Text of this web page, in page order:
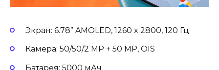
Экран: 6.78” AMOLED, 1260 x 2800, 120 Гц
Камера: 50/50/2 MP + 50 MP, OIS
Батарея: 5000 мАч